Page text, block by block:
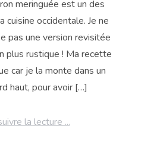
meringuée est un des
cuisine occidentale. Je ne
pas une version revisitée
plus rustique ! Ma recette
car je la monte dans un
haut, pour avoir […]
la lecture ...